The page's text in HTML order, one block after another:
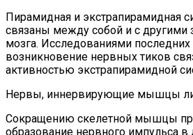
Пирамидная и экстрапирамидная
связаны между собой и с другими
мозга. Исследованиями последних
возникновение нервных тиков
активностью экстрапирамидной
Нервы, иннервирующие мышцы
Сокращению скелетной мышцы
образование нервного импульса в